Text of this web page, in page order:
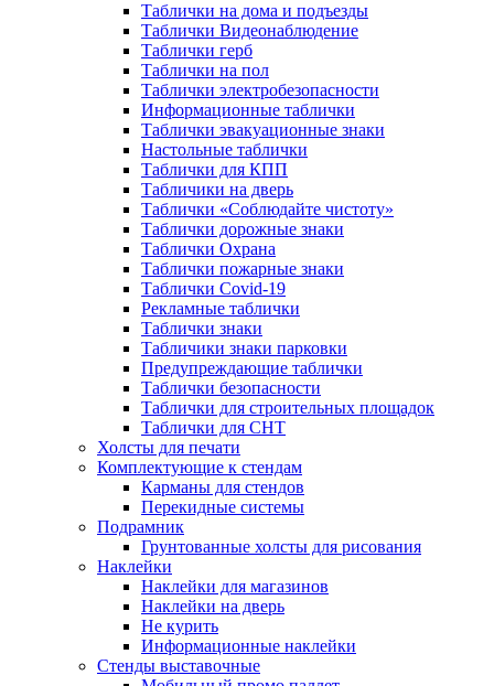
Таблички на дома и подъезды
Таблички Видеонаблюдение
Таблички герб
Таблички на пол
Таблички электробезопасности
Информационные таблички
Таблички эвакуационные знаки
Настольные таблички
Таблички для КПП
Табличики на дверь
Таблички «Соблюдайте чистоту»
Таблички дорожные знаки
Таблички Охрана
Таблички пожарные знаки
Таблички Covid-19
Рекламные таблички
Таблички знаки
Табличики знаки парковки
Предупреждающие таблички
Таблички безопасности
Таблички для строительных площадок
Таблички для СНТ
Холсты для печати
Комплектующие к стендам
Карманы для стендов
Перекидные системы
Подрамник
Грунтованные холсты для рисования
Наклейки
Наклейки для магазинов
Наклейки на дверь
Не курить
Информационные наклейки
Стенды выставочные